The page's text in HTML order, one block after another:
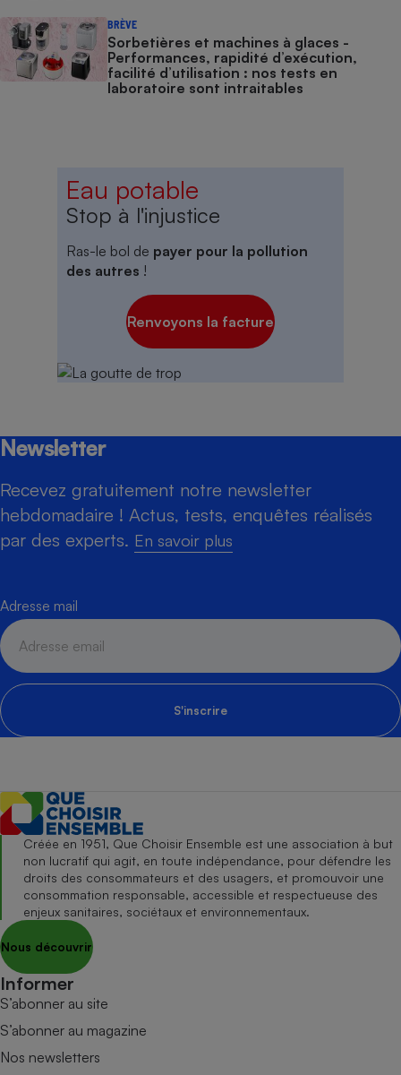
BRÈVE
Sorbetières et machines à glaces​​​​​​ -
Performances, rapidité d’exécution,
facilité d’utilisation : nos tests en
laboratoire sont intraitables
Eau potable
Stop à l'injustice
Ras-le bol de payer pour la pollution
des autres !
Renvoyons la facture
Newsletter
Recevez gratuitement notre newsletter
hebdomadaire ! Actus, tests, enquêtes réalisés
par des experts. En savoir plus
Adresse mail
S'inscrire
Créée en 1951, Que Choisir Ensemble est une association à but
non lucratif qui agit, en toute indépendance, pour défendre les
droits des consommateurs et des usagers, et promouvoir une
consommation responsable, accessible et respectueuse des
enjeux sanitaires, sociétaux et environnementaux.
Nous découvrir
Informer
S’abonner au site
S’abonner au magazine
Nos newsletters